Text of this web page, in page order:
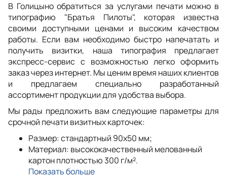
В Голицыно обратиться за услугами печати можно в
типографию "Братья Пилоты", которая известна
своими доступными ценами и высоким качеством
работы. Если вам необходимо быстро напечатать и
получить визитки, наша типография предлагает
экспресс-сервис с возможностью легко оформить
заказ через интернет. Мы ценим время наших клиентов
и предлагаем специально разработанный
ассортимент продукции для удобства выбора.
Мы рады предложить вам следующие параметры для
срочной печати визитных карточек:
Размер: стандартный 90x50 мм;
Материал: высококачественный мелованный
картон плотностью 300 г/м².
Показать больше